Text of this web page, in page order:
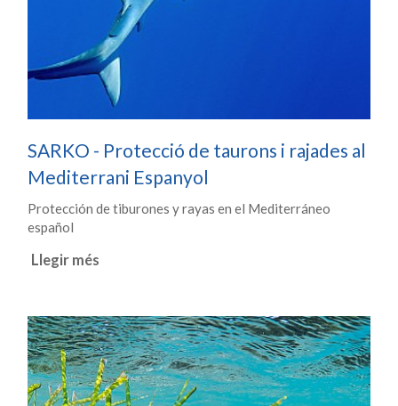
SARKO - Protecció de taurons i rajades al
Mediterrani Espanyol
Protección de tiburones y rayas en el Mediterráneo
español
Llegir més